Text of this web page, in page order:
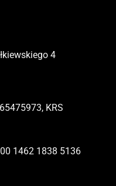
4
KRS
1462 1838 5136